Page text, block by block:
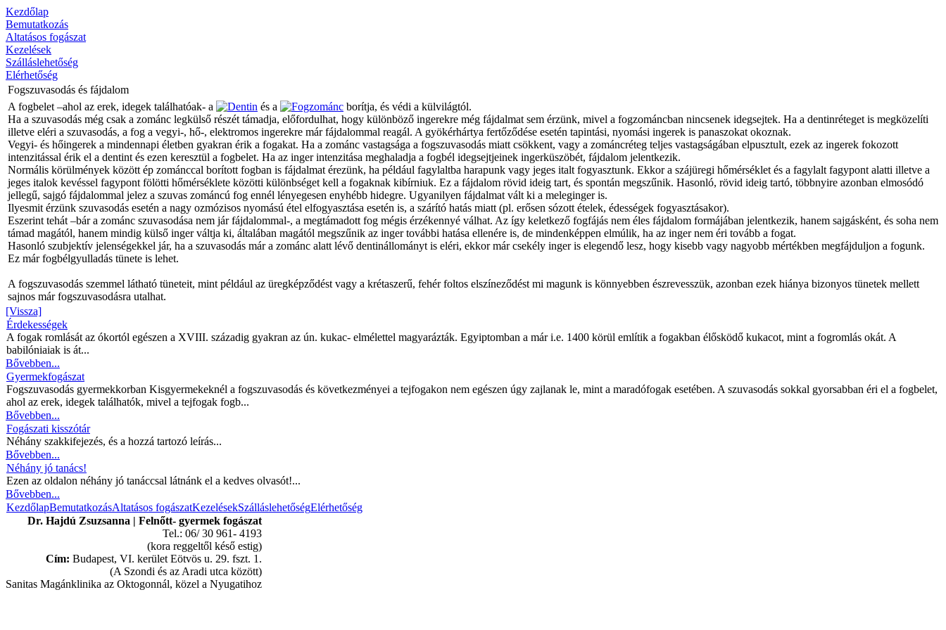
Kezdőlap
Bemutatkozás
Altatásos fogászat
Kezelések
Szálláslehetőség
Elérhetőség
Fogszuvasodás és fájdalom
A fogbelet –ahol az erek, idegek találhatóak- a
Dentin és a Fogzománc borítja, és védi a külvilágtól.
Ha a szuvasodás még csak a zománc legkülső részét támadja, előfordulhat, hogy különböző ingerekre még fájdalmat sem érzünk, mivel a fogzománcban nincsenek idegsejtek. Ha a dentinréteget is megközelíti
illetve eléri a szuvasodás, a fog a vegyi-, hő-, elektromos ingerekre már fájdalommal reagál. A gyökérhártya fertőződése esetén tapintási, nyomási ingerek is panaszokat okoznak.
Vegyi- és hőingerek a mindennapi életben gyakran érik a fogakat. Ha a zománc vastagsága a fogszuvasodás miatt csökkent, vagy a zománcréteg teljes vastagságában elpusztult, ezek az ingerek fokozott
intenzitással érik el a dentint és ezen keresztül a fogbelet. Ha az inger intenzitása meghaladja a fogbél idegsejtjeinek ingerküszöbét, fájdalom jelentkezik.
Normális körülmények között ép zománccal borított fogban is fájdalmat érezünk, ha például fagylaltba harapunk vagy jeges italt fogyasztunk. Ekkor a szájüregi hőmérséklet és a fagylalt fagypont alatti illetve a
jeges italok kevéssel fagypont fölötti hőmérséklete közötti különbséget kell a fogaknak kibírniuk. Ez a fájdalom rövid ideig tart, és spontán megszűnik. Hasonló, rövid ideig tartó, többnyire azonban elmosódó
jellegű, sajgó fájdalommal jelez a szuvas zománcú fog ennél lényegesen enyhébb hidegre. Ugyanilyen fájdalmat vált ki a meleginger is.
Ilyesmit érzünk szuvasodás esetén a nagy ozmózisos nyomású étel elfogyasztása esetén is, a szárító hatás miatt (pl. erősen sózott ételek, édességek fogyasztásakor).
Eszerint tehát –bár a zománc szuvasodása nem jár fájdalommal-, a megtámadott fog mégis érzékennyé válhat. Az így keletkező fogfájás nem éles fájdalom formájában jelentkezik, hanem sajgásként, és soha nem
támad magától, hanem mindig külső inger váltja ki, általában magától megszűnik az inger további hatása ellenére is, de mindenképpen elmúlik, ha az inger nem éri tovább a fogat.
Hasonló szubjektív jelenségekkel jár, ha a szuvasodás már a zománc alatt lévő dentinállományt is eléri, ekkor már csekély inger is elegendő lesz, hogy kisebb vagy nagyobb mértékben megfájduljon a fogunk.
Ez már fogbélgyulladás tünete is lehet.
A fogszuvasodás szemmel látható tüneteit, mint például az üregképződést vagy a krétaszerű, fehér foltos elszíneződést mi magunk is könnyebben észrevesszük, azonban ezek hiánya bizonyos tünetek mellett
sajnos már fogszuvasodásra utalhat.
[Vissza]
Érdekességek
A fogak romlását az ókortól egészen a XVIII. századig gyakran az ún. kukac- elmélettel magyarázták. Egyiptomban a már i.e. 1400 körül említik a fogakban élősködő kukacot, mint a fogromlás okát. A
babilóniaiak is át...
Bővebben...
Gyermekfogászat
Fogszuvasodás gyermekkorban Kisgyermekeknél a fogszuvasodás és következményei a tejfogakon nem egészen úgy zajlanak le, mint a maradófogak esetében. A szuvasodás sokkal gyorsabban éri el a fogbelet,
ahol az erek, idegek találhatók, mivel a tejfogak fogb...
Bővebben...
Fogászati kisszótár
Néhány szakkifejezés, és a hozzá tartozó leírás...
Bővebben...
Néhány jó tanács!
Ezen az oldalon néhány jó tanáccsal látnánk el a kedves olvasót!...
Bővebben...
KezdőlapBemutatkozásAltatásos fogászatKezelésekSzálláslehetőségElérhetőség
Dr. Hajdú Zsuzsanna | Felnőtt- gyermek fogászat
Tel.: 06/ 30 961- 4193
(kora reggeltől késő estig)
Cím: Budapest, VI. kerület Eötvös u. 29. fszt. 1.
(A Szondi és az Aradi utca között)
Sanitas Magánklinika az Oktogonnál, közel a Nyugatihoz